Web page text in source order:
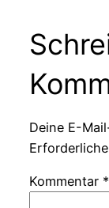
Deine E-
Kommentar *